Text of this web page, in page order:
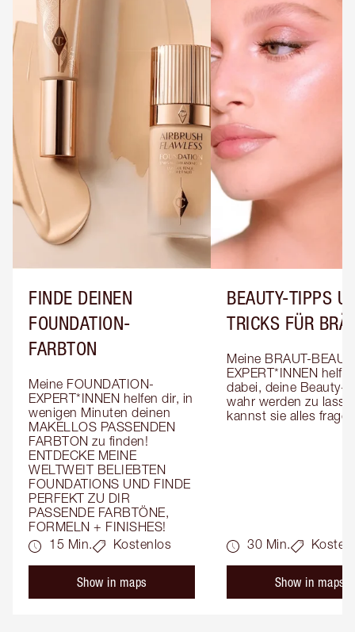
FINDE DEINEN
FOUNDATION-
FARBTON
Meine FOUNDATION-
EXPERT*INNEN helfen dir, in
wenigen Minuten deinen
MAKELLOS PASSENDEN
FARBTON zu finden!
ENTDECKE MEINE
WELTWEIT BELIEBTEN
FOUNDATIONS UND FINDE
PERFEKT ZU DIR
PASSENDE FARBTÖNE,
FORMELN + FINISHES!
15 Min.
Kostenlos
Show in maps
BEAUTY-TIPPS
TRICKS FÜR
Meine BRAUT-
EXPERT*INNEN
dabei, deine Beauty-
wahr werden zu
kannst sie alles
30 Min.
Show in maps